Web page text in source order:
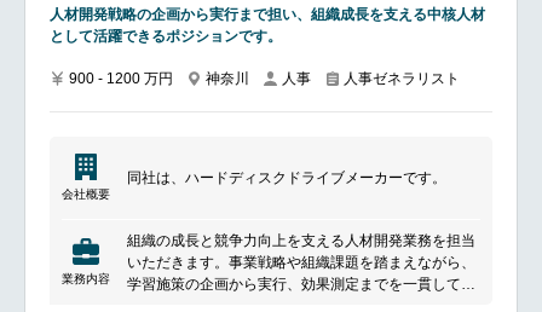
施
語学教育、スキル研修などの企画、実施
採用業務（新卒・中途）採用計画の立案、各部門（ビ
人事労務マネジメントメンタルヘルス、ハラスメント
━━━━━━━━━━━━━━━#spotlightjob2
人材開発戦略の企画から実行まで担い、組織成長を支える中核人材
として活躍できるポジションです。
900 - 1200 万円 神奈川 人事 人事ゼネラリスト
会社概要
同社は、ハードディスクドライブメーカーです。
業務内容
組織の成長と競争力向上を支える人材開発業務を担当
いただきます。事業戦略や組織課題を踏まえながら、
学習施策の企画から実行、効果測定までを一貫して推